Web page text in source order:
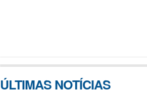
ÚLTIMAS NOTÍCIAS